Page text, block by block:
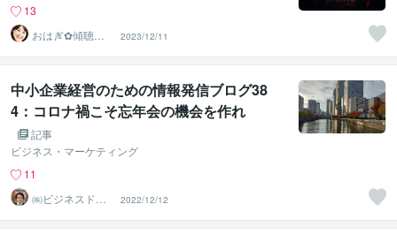
13
おはぎ✿傾聴ス
ペシャリスト
2023/12/11
中小企業経営のための情報発信ブログ38
4：コロナ禍こそ忘年会の機会を作れ
記事
ビジネス・マーケティング
11
㈱ビジネスドク
ター 白井裕之
2022/12/12